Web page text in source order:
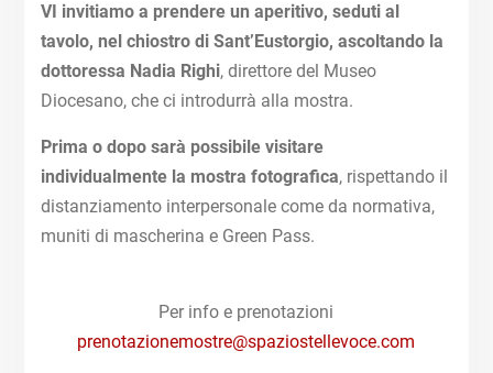
VI invitiamo a prendere un aperitivo, seduti al
tavolo, nel chiostro di Sant’Eustorgio, ascoltando la
dottoressa Nadia Righi, direttore del Museo
Diocesano, che ci introdurrà alla mostra.
Prima o dopo sarà possibile visitare
individualmente la mostra fotografica, rispettando il
distanziamento interpersonale come da normativa,
muniti di mascherina e Green Pass.
Per info e prenotazioni
prenotazionemostre@spaziostellevoce.com